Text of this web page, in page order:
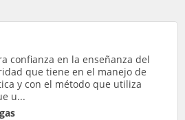
confianza en la enseñanza del
que tiene en el manejo de
y con el método que utiliza
u...